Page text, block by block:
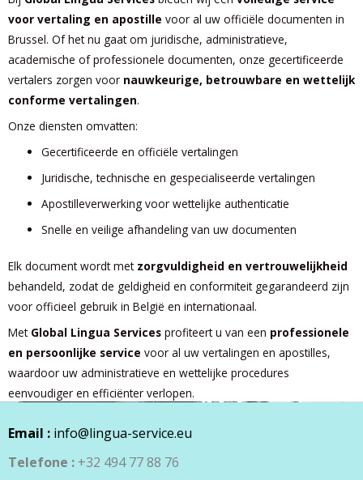
voor vertaling en apostille voor al uw officiële documenten in
Brussel. Of het nu gaat om juridische, administratieve,
academische of professionele documenten, onze gecertificeerde
vertalers zorgen voor nauwkeurige, betrouwbare en wettelijk
conforme vertalingen.
Onze diensten omvatten:
Gecertificeerde en officiële vertalingen
Juridische, technische en gespecialiseerde vertalingen
Apostilleverwerking voor wettelijke authenticatie
Snelle en veilige afhandeling van uw documenten
Elk document wordt met zorgvuldigheid en vertrouwelijkheid
behandeld, zodat de geldigheid en conformiteit gegarandeerd zijn
voor officieel gebruik in België en internationaal.
Met Global Lingua Services profiteert u van een professionele
en persoonlijke service voor al uw vertalingen en apostilles,
waardoor uw administratieve en wettelijke procedures
eenvoudiger en efficiënter verlopen.
Email : info@lingua-service.eu
Telefone : +32 494 77 88 76